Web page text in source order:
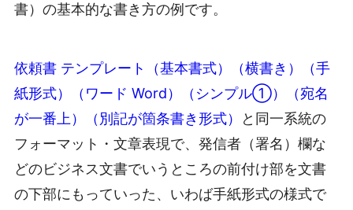
書）の基本的な書き方の例です。
依頼書 テンプレート（基本書式）（横書き）（手
紙形式）（ワード Word）（シンプル①）（宛名
が一番上）（別記が箇条書き形式）
と同一系統の
フォーマット・文章表現で、発信者（署名）欄な
どのビジネス文書でいうところの前付け部を文書
の下部にもっていった、いわば手紙形式の様式で